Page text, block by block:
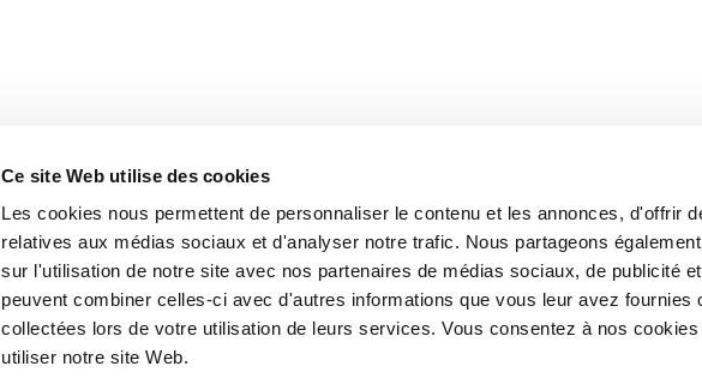
Ce site Web utilise des cookies
Les cookies nous permettent de personnaliser le contenu et les annonces, d'offrir
relatives aux médias sociaux et d'analyser notre trafic. Nous partageons
sur l'utilisation de notre site avec nos partenaires de médias sociaux, de publicité
peuvent combiner celles-ci avec d'autres informations que vous leur avez fournies
collectées lors de votre utilisation de leurs services. Vous consentez à nos
utiliser notre site Web.